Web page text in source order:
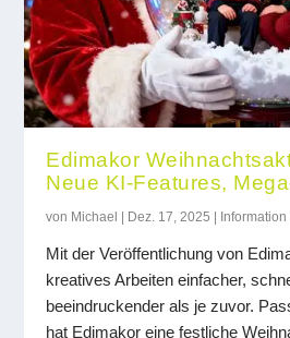
Edimakor
Neue KI-Features,
von Michael Dez. 17, 2025 Information
Mit der Veröffentlichung von
kreatives Arbeiten einfacher,
beeindruckender als je zuvor.
hat Edimakor eine festliche